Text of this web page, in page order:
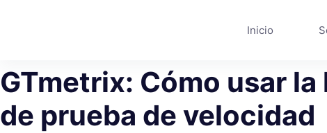
Inicio
GTmetrix: Cómo usar
de prueba de velocidad